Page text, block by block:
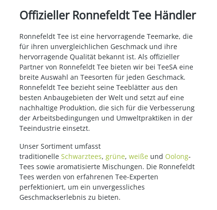
Offizieller Ronnefeldt Tee Händler
Ronnefeldt Tee ist eine hervorragende Teemarke, die
für ihren unvergleichlichen Geschmack und ihre
hervorragende Qualität bekannt ist. Als offizieller
Partner von Ronnefeldt Tee bieten wir bei TeeSA eine
breite Auswahl an Teesorten für jeden Geschmack.
Ronnefeldt Tee bezieht seine Teeblätter aus den
besten Anbaugebieten der Welt und setzt auf eine
nachhaltige Produktion, die sich für die Verbesserung
der Arbeitsbedingungen und Umweltpraktiken in der
Teeindustrie einsetzt.
Unser Sortiment umfasst
traditionelle Schwarztees, grüne, weiße und Oolong-
Tees sowie aromatisierte Mischungen. Die Ronnefeldt
Tees werden von erfahrenen Tee-Experten
perfektioniert, um ein unvergessliches
Geschmackserlebnis zu bieten.